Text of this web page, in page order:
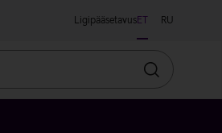
LigipääsetavusET RU
Otsin